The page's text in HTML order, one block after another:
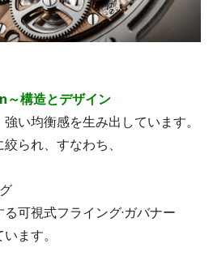
～構造とデザイン
い均衡感を生み出しています。
られ、すなわち、
可視式フライング·ガバナー
ます。